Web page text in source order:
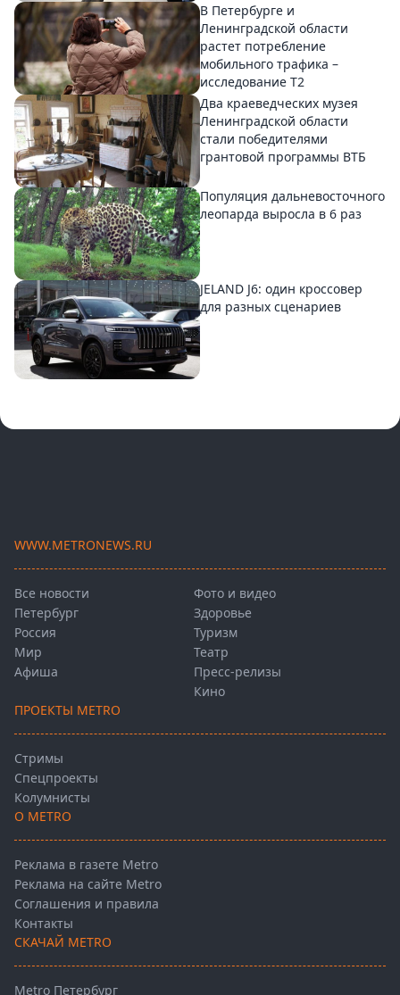
В Петербурге и
Ленинградской области
растет потребление
мобильного трафика –
исследование T2
Два краеведческих музея
Ленинградской области
стали победителями
грантовой программы ВТБ
Популяция дальневосточного
леопарда выросла в 6 раз
JELAND J6: один кроссовер
для разных сценариев
WWW.METRONEWS.RU
Все новости
Петербург
Россия
Мир
Афиша
Фото и видео
Здоровье
Туризм
Театр
Пресс-релизы
Кино
ПРОЕКТЫ METRO
Стримы
Спецпроекты
Колумнисты
О METRO
Реклама в газете Metro
Реклама на сайте Metro
Соглашения и правила
Контакты
СКАЧАЙ METRO
Metro Петербург